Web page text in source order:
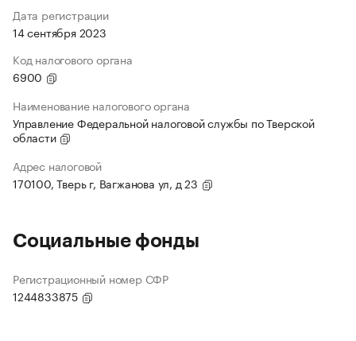
Дата регистрации
14 сентября 2023
Код налогового органа
6900
Наименование налогового органа
Управление Федеральной налоговой службы по Тверской
области
Адрес налоговой
170100, Тверь г, Вагжанова ул, д 23
Социальные фонды
Регистрационный номер СФР
1244833875